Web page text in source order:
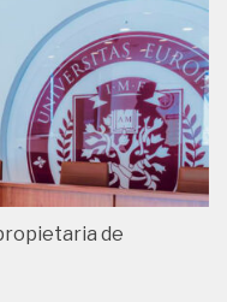
de